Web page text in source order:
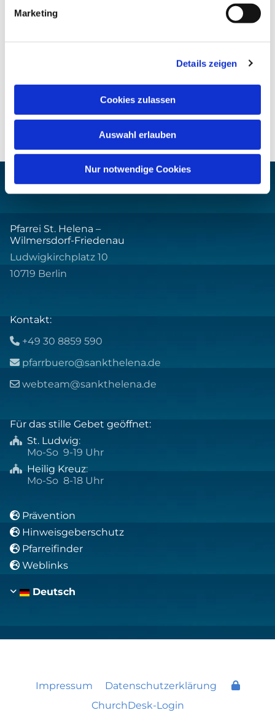
Marketing
Details zeigen
Cookies zulassen
Auswahl erlauben
Nur notwendige Cookies
Pfarrei St. Helena –
Wilmersdorf-Friedenau
Ludwigkirchplatz 10
10719 Berlin
Kontakt:
 +49 30 8859 590
 pfarrbuero@sankthelena.de
 webteam@sankthelena.de
Für das stille Gebet geöffnet:
 St. Ludwig:
Mo-So 9-19 Uhr
 Heilig Kreuz:
Mo-So 8-18 Uhr
 Prävention
 Hinweisgeberschutz
 Pfarreifinder
 Weblinks
Deutsch
Impressum
Datenschutzerklärung
ChurchDesk-Login